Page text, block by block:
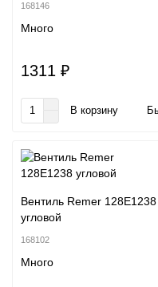
168146
Много
1311 ₽
В корзину
Вентиль Remer 128E1238
угловой
168102
Много